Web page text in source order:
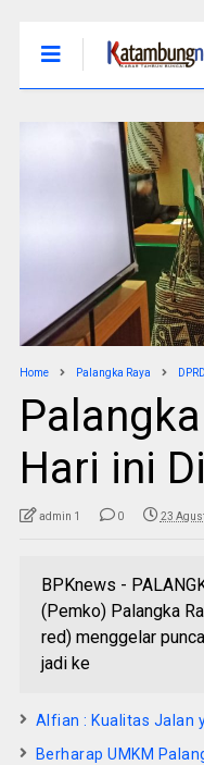
Home Palangka Raya
Hari ini
admin 1 0 23
BPKnews -
(Pemko) Palangka
red) menggelar
jadi ke
Alfian : Kualitas Jalan
Berharap UMKM